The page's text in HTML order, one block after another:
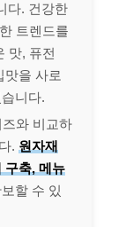
다. 건강한
트렌드를
맛, 퓨전
맛을 사로
니다.
와 비교하
. 원자재
구축, 메뉴
할 수 있